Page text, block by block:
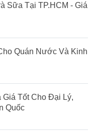
Sữa Tại TP.HCM - Giá
Quán Nước Và Kinh
Giá Tốt Cho Đại Lý,
Quốc